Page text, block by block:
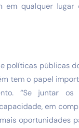
em qualquer lugar
políticas públicas
tem o papel
“Se juntar
em
oportunidades